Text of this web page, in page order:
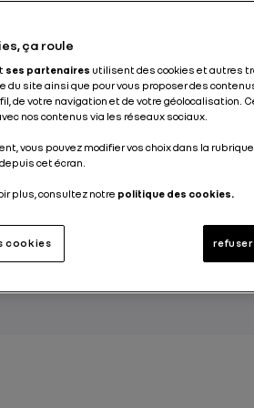
de gaz à effet de
mieux en limiter l’impact
carbone. En
à tous les niveaux, on
des émissions de dioxyde
réchauffement climatique.
ça roule
ses partenaires utilisent des cookies et autres
du site ainsi que pour vous proposer des
de votre navigation et de votre
nos contenus via les réseaux sociaux.
vous pouvez modifier vos choix dans la
cet écran.
plus, consultez notre politique des cookies.
cookies